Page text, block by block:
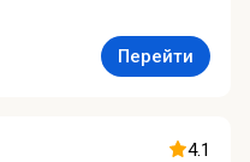
Перейти
4.1